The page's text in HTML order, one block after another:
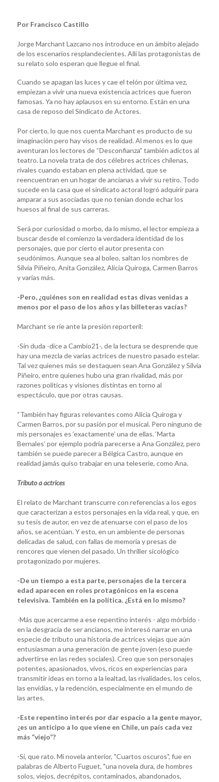
Por Francisco Castillo
Jorge Marchant Lazcano nos introduce en un ámbito alejado
de los escenarios resplandecientes. Allí las protagonistas de
su relato solo esperan que llegue el final.
Cuando se apagan las luces y cae el telón por última vez,
empiezan a vivir una nueva existencia actrices que fueron
famosas. Ya no hay aplausos en su entorno. Están en una
casa de reposo del Sindicato de Actores.
Por cierto, lo que nos cuenta Marchant es producto de su
imaginación pero hay visos de realidad. Al menos es lo que
aventuran los lectores de “Desconfianza” también adictos al
teatro. La novela trata de dos célebres actrices chilenas,
rivales cuando estaban en plena actividad, que se
reencuentran en un hogar de ancianas a vivir su retiro. Todo
sucede en la casa que el sindicato actoral logró adquirir para
amparar a sus asociadas que no tenían donde echar los
huesos al final de sus carreras.
Será por curiosidad o morbo, da lo mismo, el lector empieza a
buscar desde el comienzo la verdadera identidad de los
personajes, que por cierto el autor presenta con
seudónimos. Aunque sea al boleo, saltan los nombres de
Silvia Piñeiro, Anita González, Alicia Quiroga, Carmen Barros
y varias más.
-Pero, ¿quiénes son en realidad estas divas venidas a
menos por el paso de los años y las billeteras vacías?
Marchant se ríe ante la presión reporteril:
-Sin duda -dice a Cambio21-, de la lectura se desprende que
hay una mezcla de varias actrices de nuestro pasado estelar.
Tal vez quienes más se destaquen sean Ana González y Silvia
Piñeiro, entre quienes hubo una gran rivalidad, más por
razones políticas y visiones distintas en torno al
espectáculo, que por otras causas.
“También hay figuras relevantes como Alicia Quiroga y
Carmen Barros, por su pasión por el musical. Pero ninguno de
mis personajes es ‘exactamente’ una de ellas. ‘Marta
Bernales’ por ejemplo podría parecerse a Ana González, pero
también se puede parecer a Bélgica Castro, aunque en
realidad jamás quiso trabajar en una teleserie, como Ana.
Tributo a actrices
El relato de Marchant transcurre con referencias a los egos
que caracterizan a estos personajes en la vida real, y que, en
su tesis de autor, en vez de atenuarse con el paso de los
años, se acentúan. Y esto, en un ambiente de personas
delicadas de salud, con fallas de memoria y presas de
rencores que vienen del pasado. Un thriller sicológico
protagonizado por mujeres.
-De un tiempo a esta parte, personajes de la tercera
edad aparecen en roles protagónicos en la escena
televisiva. También en la política. ¿Está en lo mismo?
-Más que acercarme a ese repentino interés - algo mórbido -
en la desgracia de ser ancianos, me interesó narrar en una
especie de tributo una historia de actrices viejas que aún
entusiasman a una generación de gente joven (eso puede
advertirse en las redes sociales). Creo que son personajes
potentes, apasionados, vivos, ricos en experiencias para
transmitir ideas en torno a la lealtad, las rivalidades, los celos,
las envidias, y la redención, especialmente en el mundo de
las artes.
-Este repentino interés por dar espacio a la gente mayor,
¿es un anticipo a lo que viene en Chile, un país cada vez
más “viejo”?
-Sí, que rato. Mi novela anterior, "Cuartos oscuros", fue en
palabras de Alberto Fuguet, "una novela dura, de hombres
solos, viejos, decrépitos, contaminados, abandonados,